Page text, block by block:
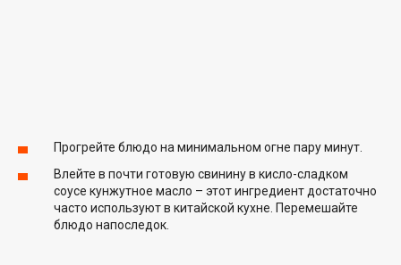
Прогрейте блюдо на минимальном огне пару минут.
Влейте в почти готовую свинину в кисло-сладком
соусе кунжутное масло – этот ингредиент достаточно
часто используют в китайской кухне. Перемешайте
блюдо напоследок.